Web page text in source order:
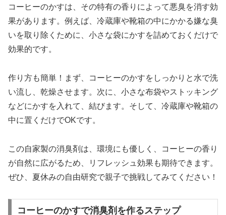
コーヒーのかすは、その特有の香りによって悪臭を消す効
果があります。例えば、冷蔵庫や靴箱の中にかかる嫌な臭
いを取り除くために、小さな袋にかすを詰めておくだけで
効果的です。
作り方も簡単！まず、コーヒーのかすをしっかりと水で洗
い流し、乾燥させます。次に、小さな布袋やストッキング
などにかすを入れて、結びます。そして、冷蔵庫や靴箱の
中に置くだけでOKです。
この自家製の消臭剤は、環境にも優しく、コーヒーの香り
が自然に広がるため、リフレッシュ効果も期待できます。
ぜひ、夏休みの自由研究で親子で挑戦してみてください！
コーヒーのかすで消臭剤を作るステップ